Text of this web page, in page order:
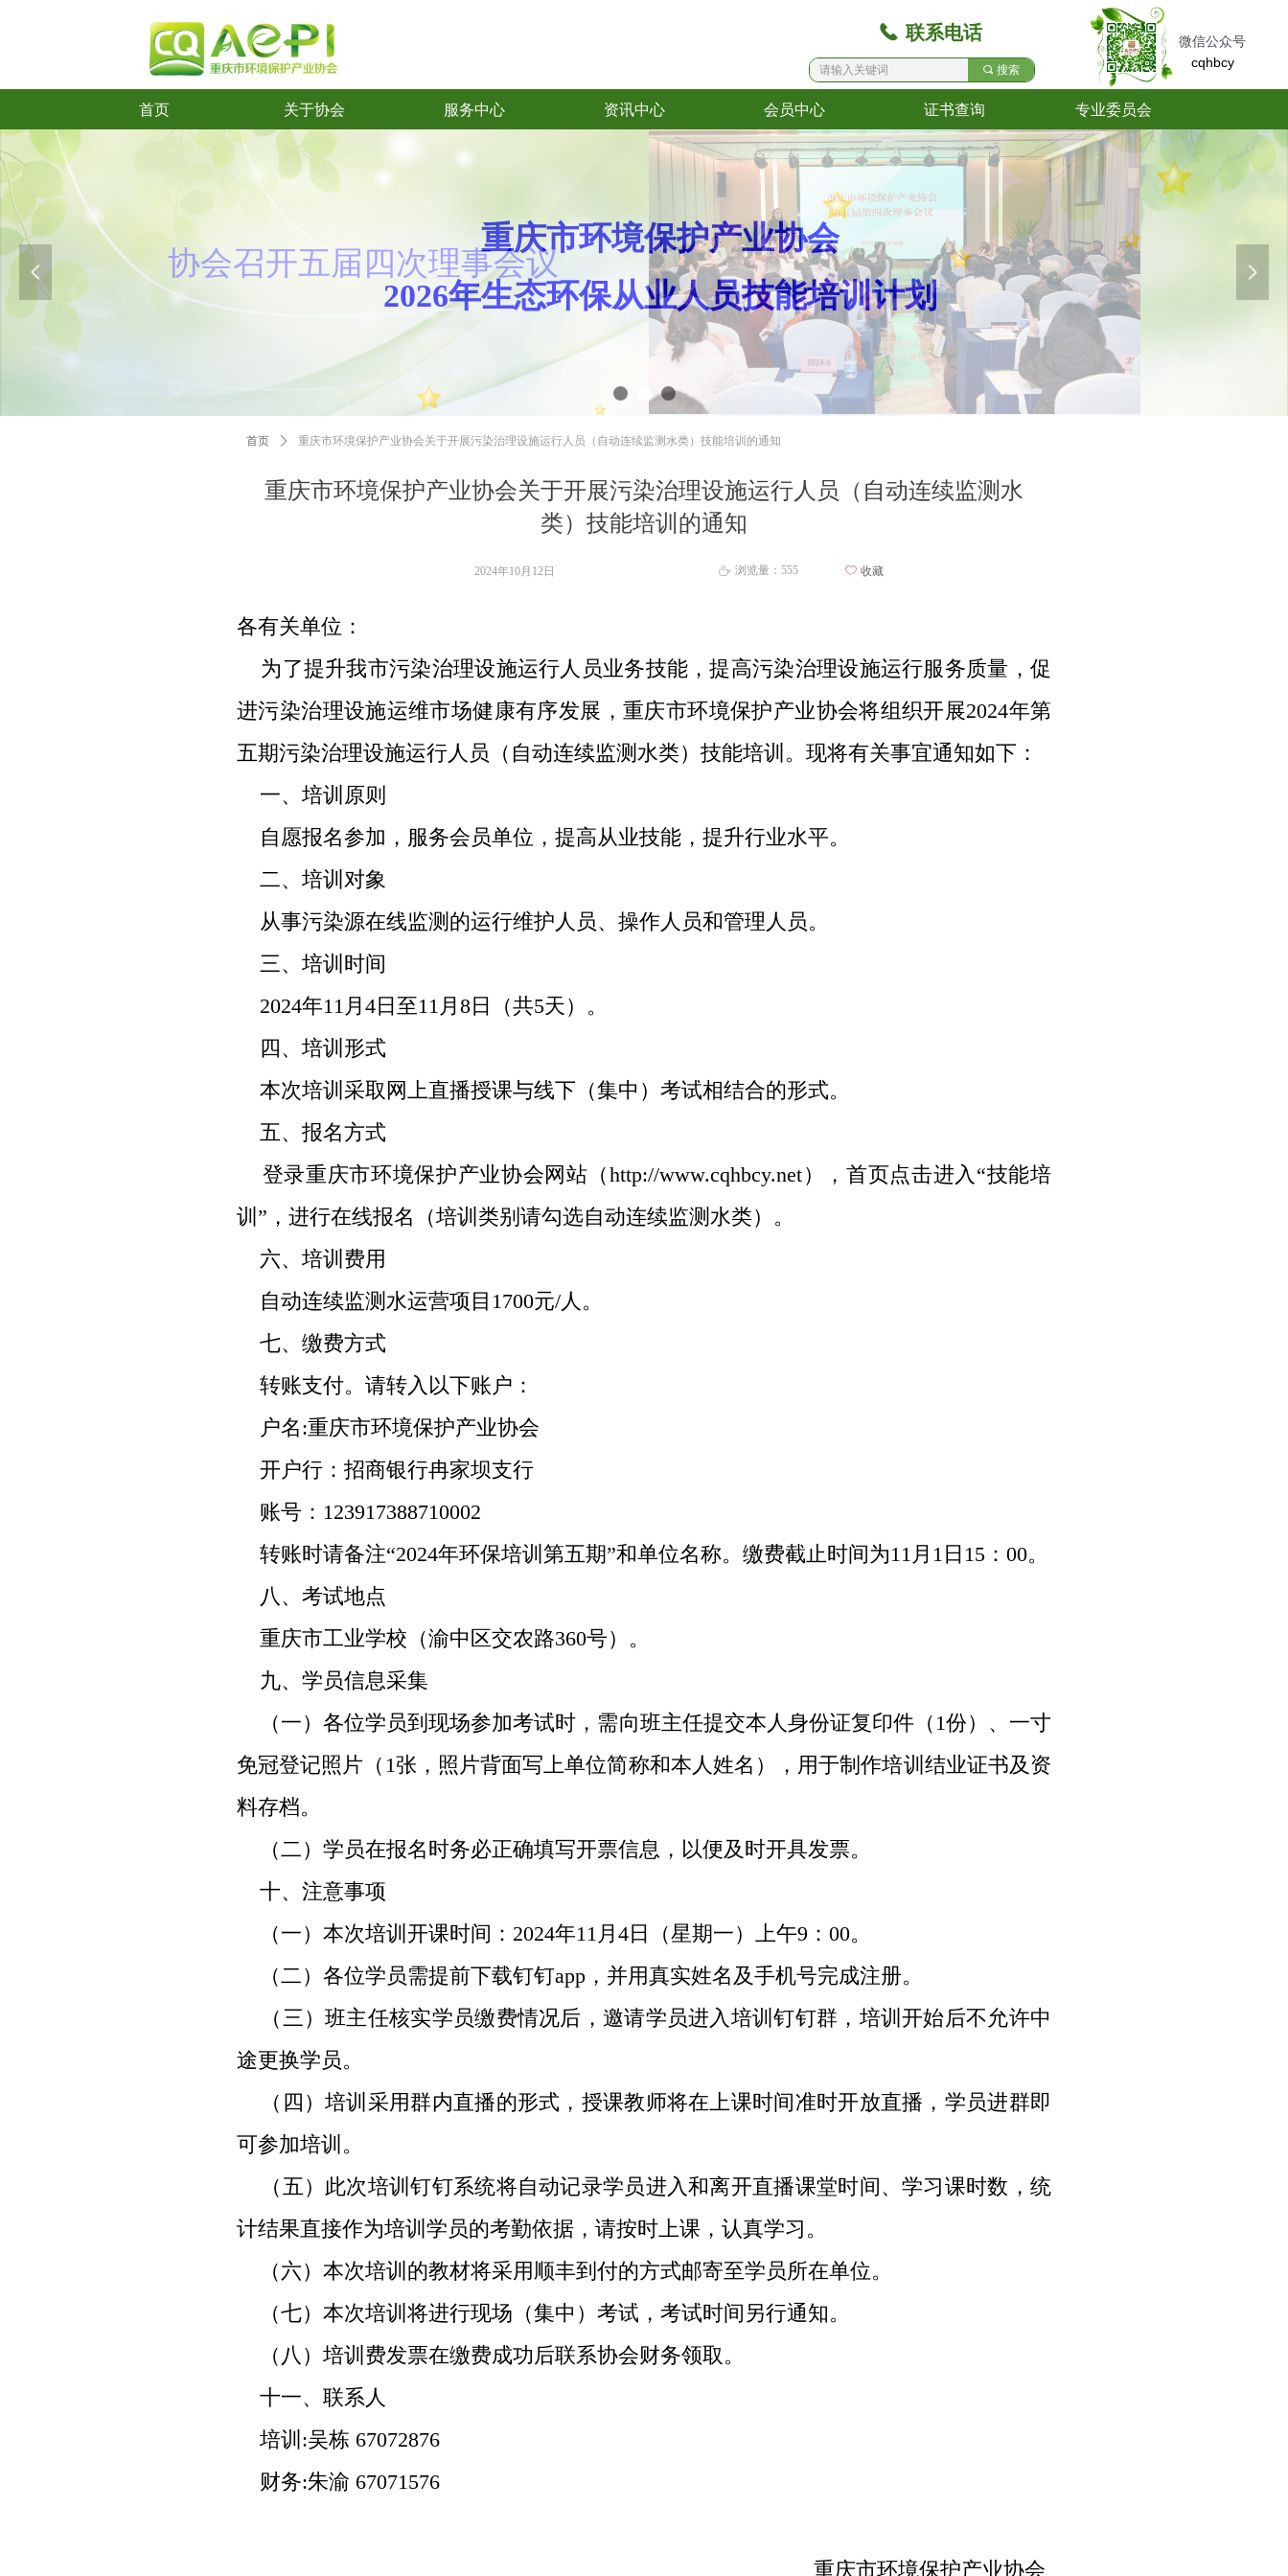
끠 搜索
끅 联系电话
微信公众号
cqhbcy
首页 关于协会
关于协会
服务中心
服务中心
资讯中心
资讯中心
会员中心
会员中心
证书查询
证书查询
专业委员会
专业委员会
协会召开五届 四次理事会议
넳 넲
重庆市环境保护产业协会关于开展污染治理设施运行人员（自动连续监测水
类）技能培训的通知
首页 ꄲ 重庆市环境保护产业协会关于开展污染治理设施运行人员（自动连续监测水类）技能培训的通知
各有关单位：
为了提升我市污染治理设施运行人员业务技能，提高污染治理设施运行服务质量，促
进污染治理设施运维市场健康有序发展，重庆市环境保护产业协会将组织开展2024年第
五期污染治理设施运行人员（自动连续监测水类）技能培训。现将有关事宜通知如下：
一、培训原则
自愿报名参加，服务会员单位，提高从业技能，提升行业水平。
二、培训对象
从事污染源在线监测的运行维护人员、操作人员和管理人员。
三、培训时间
2024年11月 4日至11月 8日（共5天）。
四、培训形式
本次培训采取网上直播授课与线下（集中）考试相结合的形式。
五、报名方式
登录重庆市环境保护产业协会网站（http://www.cqhbcy.net），首页点击进入“技能培
训”，进行在线报名（培训类别请勾选自动连续监测水类）。
六、培训费用
自动连续监测水运营项目 1700元/人。
七、缴费方式
转账支付。请转入以下账户：
户名:重庆市环境保护产业协会
开户行：招商银行冉家坝支行
账号： 123917388710002
转账时请备注“2024年环保培训第五期”和单位名称。缴费截止时间为11月 1日 15：00。
八、考试地点
重庆市工业学校（渝中区交农路360号）。
九、学员信息采集
（一）各位学员到现场参加考试时，需向班主任提交本人身份证复印件（ 1份）、一寸
免冠登记照片（ 1张，照片背面写上单位简称和本人姓名），用于制作培训结业证书及资
料存档。
（二）学员在报名时务必正确填写开票信息，以便及时开具发票。
十、注意事项
（一）本次培训开课时间： 2024年11月 4日（星期一）上午9：00。
（二）各位学员需提前下载钉钉app ，并用真实姓名及手机号完成注册。
（三）班主任核实学员缴费情况后，邀请学员进入培训钉钉群，培训开始后不允许中
途更换学员。
（四）培训采用群内直播的形式，授课教师将在上课时间准时开放直播，学员进群即
可参加培训。
（五）此次培训钉钉系统将自动记录学员进入和离开直播课堂时间、学习课时数，统
计结果直接作为培训学员的考勤依据，请按时上课，认真学习。
（六）本次培训的教材将采用顺丰到付的方式邮寄至学员所在单位。
（七）本次培训将进行现场（集中）考试，考试时间另行通知。
（八）培训费发票在缴费成功后联系协会财务领取。
十一、联系人
培训:吴栋 67072876
财务:朱渝 67071576
重庆市环境保护产业协会
2024年10月12日 ꄘ 浏览量： 555 ꄀ 收藏